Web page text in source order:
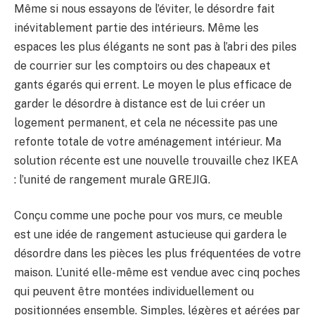
Même si nous essayons de l’éviter, le désordre fait
inévitablement partie des intérieurs. Même les
espaces les plus élégants ne sont pas à l’abri des piles
de courrier sur les comptoirs ou des chapeaux et
gants égarés qui errent. Le moyen le plus efficace de
garder le désordre à distance est de lui créer un
logement permanent, et cela ne nécessite pas une
refonte totale de votre aménagement intérieur. Ma
solution récente est une nouvelle trouvaille chez IKEA
: l’unité de rangement murale GREJIG.
Conçu comme une poche pour vos murs, ce meuble
est une idée de rangement astucieuse qui gardera le
désordre dans les pièces les plus fréquentées de votre
maison. L’unité elle-même est vendue avec cinq poches
qui peuvent être montées individuellement ou
positionnées ensemble. Simples, légères et aérées par